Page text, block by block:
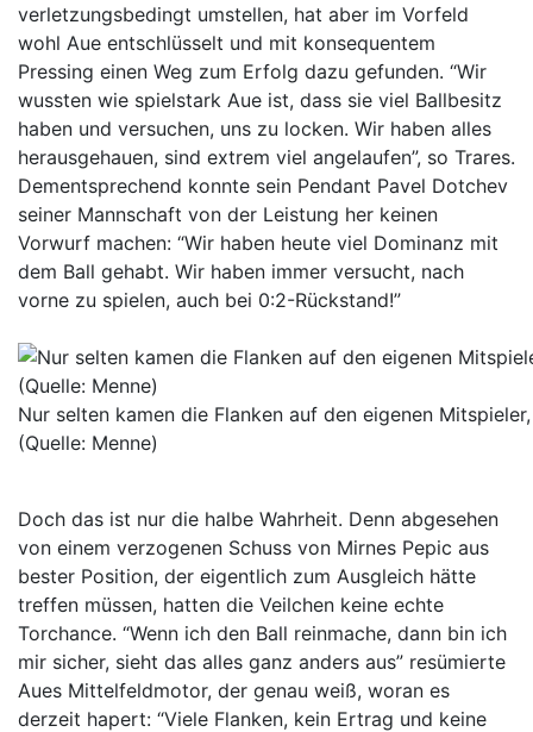
verletzungsbedingt umstellen, hat aber im Vorfeld
wohl Aue entschlüsselt und mit konsequentem
Pressing einen Weg zum Erfolg dazu gefunden. “Wir
wussten wie spielstark Aue ist, dass sie viel Ballbesitz
haben und versuchen, uns zu locken. Wir haben alles
herausgehauen, sind extrem viel angelaufen”, so Trares.
Dementsprechend konnte sein Pendant Pavel Dotchev
seiner Mannschaft von der Leistung her keinen
Vorwurf machen: “Wir haben heute viel Dominanz mit
dem Ball gehabt. Wir haben immer versucht, nach
vorne zu spielen, auch bei 0:2-Rückstand!”
Nur selten kamen die Flanken auf den eigenen
(Quelle: Menne)
Doch das ist nur die halbe Wahrheit. Denn abgesehen
von einem verzogenen Schuss von Mirnes Pepic aus
bester Position, der eigentlich zum Ausgleich hätte
treffen müssen, hatten die Veilchen keine echte
Torchance. “Wenn ich den Ball reinmache, dann bin ich
mir sicher, sieht das alles ganz anders aus” resümierte
Aues Mittelfeldmotor, der genau weiß, woran es
derzeit hapert: “Viele Flanken, kein Ertrag und keine